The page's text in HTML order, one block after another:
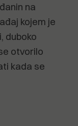
na
kojem je
duboko
otvorilo
kada se